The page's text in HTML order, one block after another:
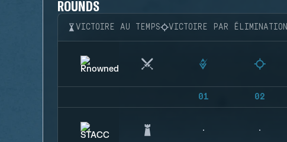
ROUNDS
VICTOIRE AU TEMPS VICTOIRE PAR ÉLIMINATION
01 02